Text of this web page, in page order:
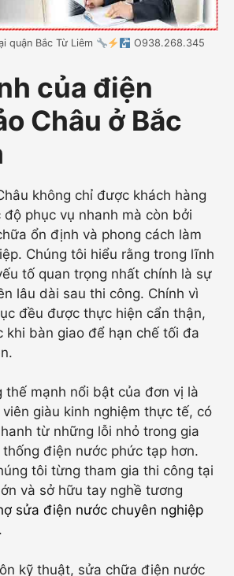
quận Bắc Từ Liêm O938.268.345
của điện
Châu ở Bắc
không chỉ được khách hàng
phục vụ nhanh mà còn bởi
ổn định và phong cách làm
Chúng tôi hiểu rằng trong lĩnh
tố quan trọng nhất chính là sự
lâu dài sau thi công. Chính vì
đều được thực hiện cẩn thận,
khi bàn giao để hạn chế tối đa
thế mạnh nổi bật của đơn vị là
giàu kinh nghiệm thực tế, có
từ những lỗi nhỏ trong gia
điện nước phức tạp hơn.
tôi từng tham gia thi công tại
và sở hữu tay nghề tương
sửa điện nước chuyên nghiệp
kỹ thuật, sửa chữa điện nước